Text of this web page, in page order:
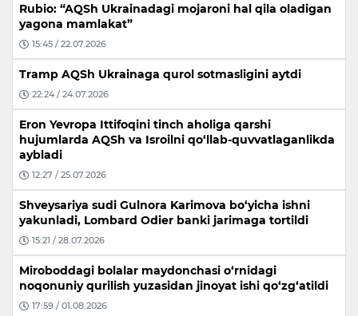
Rubio: “AQSh Ukrainadagi mojaroni hal qila oladigan
yagona mamlakat”
15:45 / 22.07.2026
Tramp AQSh Ukrainaga qurol sotmasligini aytdi
22:24 / 24.07.2026
Eron Yevropa Ittifoqini tinch aholiga qarshi
hujumlarda AQSh va Isroilni qo‘llab-quvvatlaganlikda
aybladi
12:27 / 25.07.2026
Shveysariya sudi Gulnora Karimova bo‘yicha ishni
yakunladi, Lombard Odier banki jarimaga tortildi
15:21 / 28.07.2026
Miroboddagi bolalar maydonchasi o‘rnidagi
noqonuniy qurilish yuzasidan jinoyat ishi qo‘zg‘atildi
17:59 / 01.08.2026